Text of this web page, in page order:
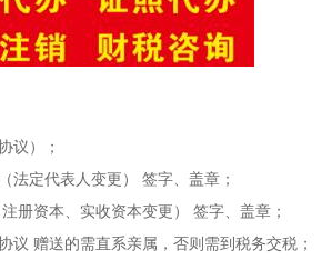
议）；
法定代表人变更） 签字、盖章；
册资本、实收资本变更） 签字、盖章；
议 赠送的需直系亲属，否则需到税务交税；